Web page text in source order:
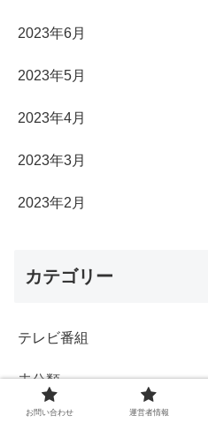
2023年6月
2023年5月
2023年4月
2023年3月
2023年2月
カテゴリー
テレビ番組
未分類
お問い合わせ 運営者情報